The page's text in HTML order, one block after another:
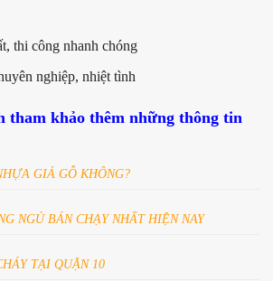
thi công nhanh chóng
nghiệp, nhiệt tình
tham khảo thêm những thông tin
GIẢ GỖ KHÔNG?
NGỦ BÁN CHẠY NHẤT HIỆN NAY
TẠI QUẬN 10